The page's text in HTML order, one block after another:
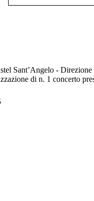
Sant’Angelo -
di n. 1 concerto